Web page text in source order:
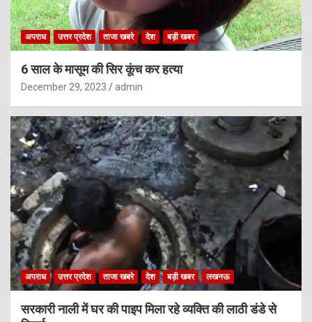
अपराध उत्तर प्रदेश ताजा खबरे देश बड़ी खबर
6 साल के मासूम की सिर कूंच कर हत्या
December 29, 2023 admin
अपराध उत्तर प्रदेश ताजा खबरे देश बड़ी खबर लखनऊ
सरकारी नाली में घर की पाइप मिला रहे व्यक्ति की लाठी डंडे से